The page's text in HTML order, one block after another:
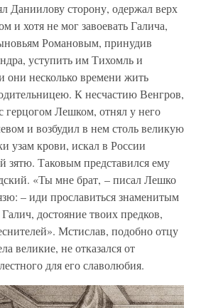
Даниилову сторону, одержал верх
и хотя не мог завоевать Галича,
Романовым, принудив
уступить им Тихомль и
они несколько времени жить
К несчастию Венгров,
герцогом Лешком, отнял у него
и возбудил в нем столь великую
узам крови, искал в России
зятю. Таковым представился ему
«Ты мне брат, – писал Лешко
– иди прославиться знаменитым
достояние твоих предков,
Мстислав, подобно отцу
великие, не отказался от
для его славолюбия.